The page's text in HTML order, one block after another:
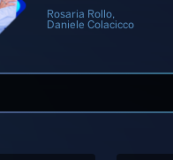
Rosaria Rollo,
Daniele Colacicco